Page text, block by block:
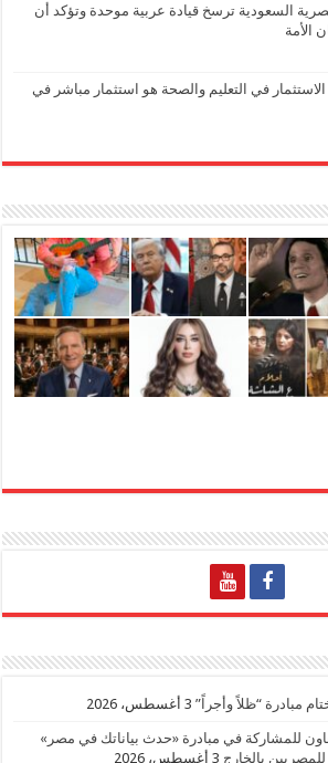
السعودية ترسخ قيادة عربية موحدة وتؤكد أن
الأمة
الاستثمار في التعليم والصحة هو استثمار مباشر في
مبادرة “ظلاً وأجراً” 3 أغسطس، 2026
للمشاركة في مبادرة «حدث بياناتك في مصر»
بالخارج 3 أغسطس، 2026